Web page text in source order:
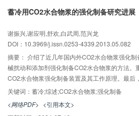
蓄冷用CO2水合物浆的强化制备研究进展
谢振兴,谢应明,舒欢,白武周,范兴龙
DOI：10.3969/j.issn.0253-4339.2013.05.082
摘要： 介绍了近几年国内外CO2水合物浆强化
械扰动和添加剂强化制备CO2水合物浆的方法。
CO2水合物浆强化制备装置及其工作原理。最后
早实用化，提出了在CO2水合物相平衡、强化制
关键词： 蓄冷;综述;CO2水合物浆;强化制备
<网络PDF> <引用本文>